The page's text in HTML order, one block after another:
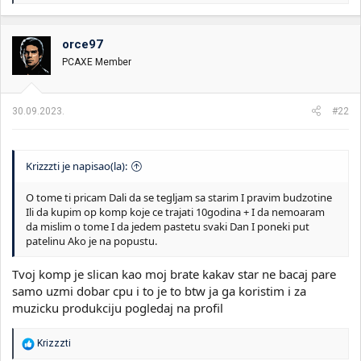
a
o
v
a
n
:
orce97
PCAXE Member
30.09.2023. #22
Krizzzti je napisao(la):
O tome ti pricam Dali da se tegljam sa starim I pravim budzotine
Ili da kupim op komp koje ce trajati 10godina + I da nemoaram
da mislim o tome I da jedem pastetu svaki Dan I poneki put
patelinu Ako je na popustu.
Tvoj komp je slican kao moj brate kakav star ne bacaj pare
samo uzmi dobar cpu i to je to btw ja ga koristim i za
muzicku produkciju pogledaj na profil
RKrizzzti